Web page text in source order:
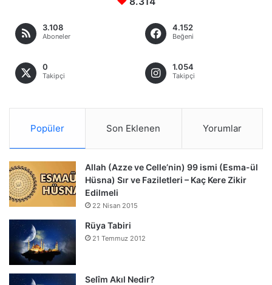
3.108
Aboneler
4.152
Beğeni
0
Takipçi
1.054
Takipçi
Popüler Son Eklenen Yorumlar
Allah (Azze ve Celle’nin) 99 ismi (Esma-ül
Hüsna) Sır ve Faziletleri – Kaç Kere Zikir
Edilmeli
22 Nisan 2015
Rüya Tabiri
21 Temmuz 2012
Selîm Akıl Nedir?